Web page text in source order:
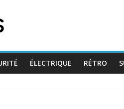
ÉLECTRIQUE RÉTRO